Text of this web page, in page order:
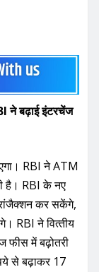
ने बढ़ाई इंटरचेंज
RBI ने ATM
है। RBI के नए
कर सकेंगे,
RBI ने वित्‍तीय
फीस में बढ़ोतरी
से बढ़ाकर 17